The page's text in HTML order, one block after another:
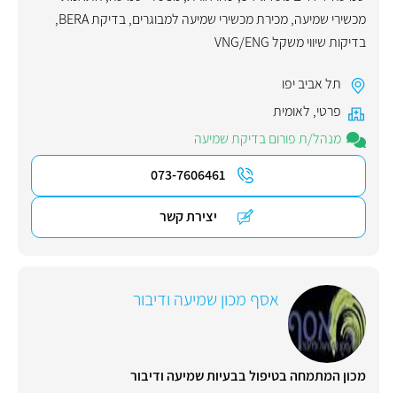
מכשירי שמיעה,מכירת מכשירי שמיעה למבוגרים,בדיקת BERA
,
בדיקות שיווי משקל VNG/ENG
תל אביב יפו
פרטי, לאומית
מנהל/ת פורום בדיקת שמיעה
073-7606461
יצירת קשר
אסף מכון שמיעה ודיבור
מכון המתמחה בטיפול בבעיות שמיעה ודיבור